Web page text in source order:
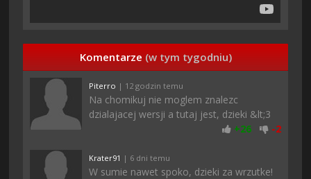
Komentarze (w tym tygodniu)
Piterro | 12 godzin temu
Na chomikuj nie moglem znalezc
dzialajacej wersji a tutaj jest, dzieki &lt;3
+26 -2
Krater91 | 6 dni temu
W sumie nawet spoko, dzieki za wrzutke!